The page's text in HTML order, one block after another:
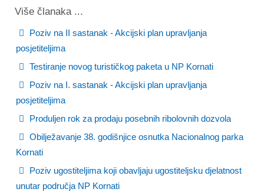
Više članaka ...
Poziv na II sastanak - Akcijski plan upravljanja
posjetiteljima
Testiranje novog turističkog paketa u NP Kornati
Poziv na I. sastanak - Akcijski plan upravljanja
posjetiteljima
Produljen rok za prodaju posebnih ribolovnih dozvola
Obilježavanje 38. godišnjice osnutka Nacionalnog parka
Kornati
Poziv ugostiteljima koji obavljaju ugostiteljsku djelatnost
unutar područja NP Kornati